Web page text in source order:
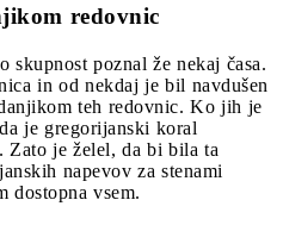
redovnic
skupnost poznal že nekaj časa.
in od nekdaj je bil navdušen
teh redovnic. Ko jih je
je gregorijanski koral
Zato je želel, da bi bila ta
napevov za stenami
dostopna vsem.